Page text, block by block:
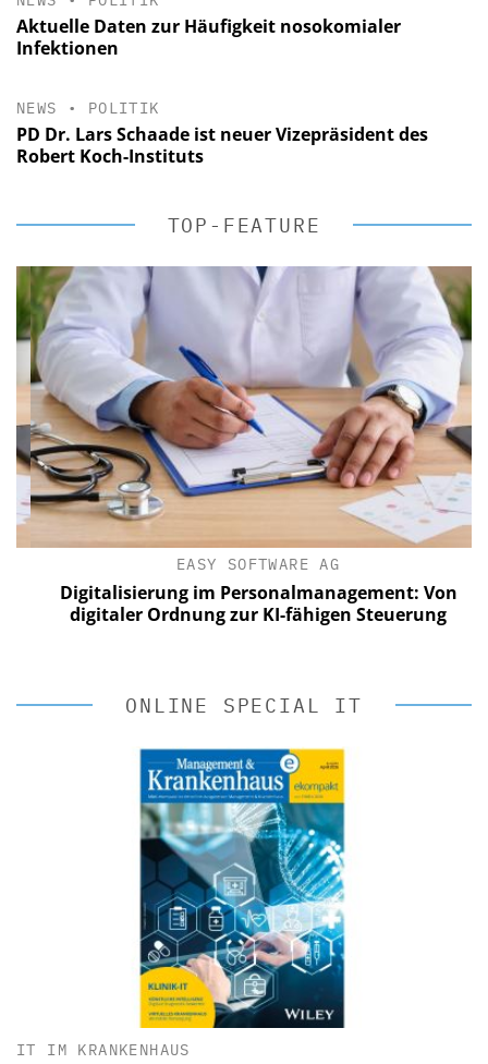
Aktuelle Daten zur Häufigkeit nosokomialer
Infektionen
NEWS • POLITIK
PD Dr. Lars Schaade ist neuer Vizepräsident des
Robert Koch-Instituts
TOP-FEATURE
EASY SOFTWARE AG
Digitalisierung im Personalmanagement: Von
digitaler Ordnung zur KI-fähigen Steuerung
ONLINE SPECIAL IT
IT IM KRANKENHAUS